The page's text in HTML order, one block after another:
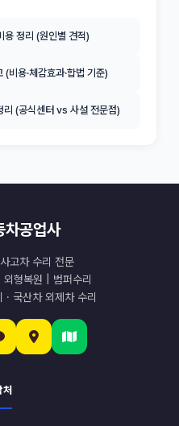
용 정리 (원인별 견적)
비용·체감효과·합법 기준)
(공식센터 vs 사설 전문점)
차공업사
고차 수리 전문
형복원 | 범퍼수리
· 국산차 외제차 수리
처